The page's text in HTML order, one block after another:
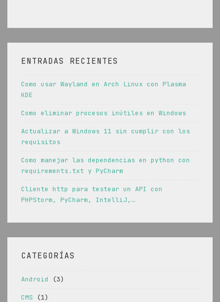
ENTRADAS RECIENTES
Como usar Wayland en Arch Linux con Plasma
KDE
Como eliminar procesos inútiles en Windows
Actualizar a Windows 11 sin cumplir con los
requisitos
Como manejar las dependencias en python con
requirements.txt y PyCharm
Cliente http para testear un API con
PHPStorm, PyCharm, IntelliJ,…
CATEGORÍAS
Android (3)
CMS (1)